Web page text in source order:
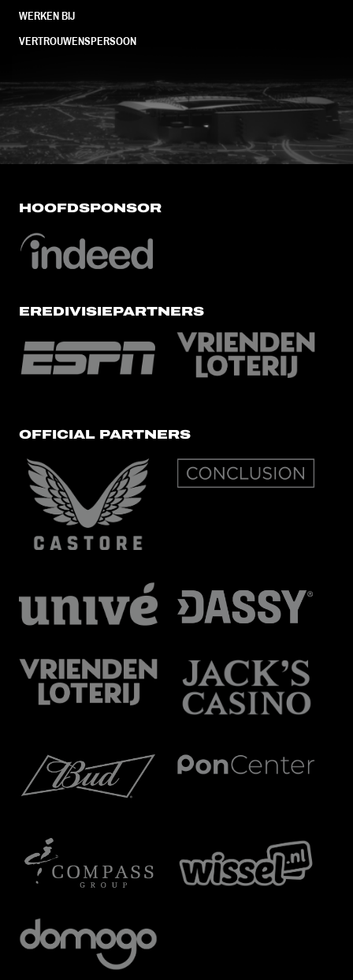
WERKEN BIJ
VERTROUWENSPERSOON
FC Utrecht<br>vanuit<br>het
HOOFDSPONSOR
EREDIVISIEPARTNERS
OFFICIAL PARTNERS